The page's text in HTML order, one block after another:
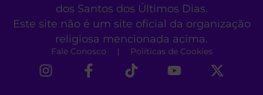
dos Santos dos Últimos Dias.
Este site não é um site oficial da organização
religiosa mencionada acima.
Fale Conosco Políticas de Cookies